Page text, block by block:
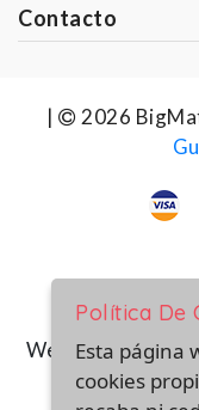
Contacto
| 2026
Web financiada
(EU) del
Política De
Esta página
cookies